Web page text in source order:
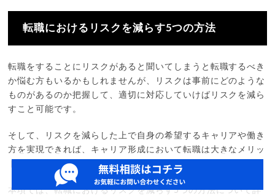
転職におけるリスクを減らす5つの方法
転職をすることにリスクがあると聞いてしまうと転職するべき
か悩む方もいるかもしれませんが、リスクは事前にどのような
ものがあるのか把握して、適切に対応していけばリスクを減ら
すこと可能です。
そして、リスクを減らした上で自身の希望するキャリアや働き
方を実現できれば、キャリア形成において転職は大きなメリッ
トとなるでしょう。
本項では、転職におけるリスクを減らす5つの方法について詳